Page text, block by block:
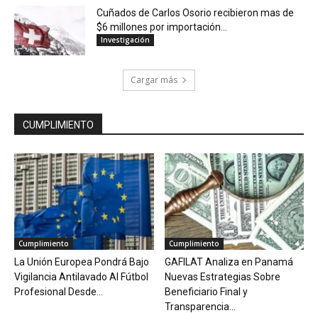
Cuñados de Carlos Osorio recibieron mas de
$6 millones por importación...
Investigación
Cargar más
CUMPLIMIENTO
Cumplimiento
La Unión Europea Pondrá Bajo
Vigilancia Antilavado Al Fútbol
Profesional Desde...
Cumplimiento
GAFILAT Analiza en Panamá
Nuevas Estrategias Sobre
Beneficiario Final y
Transparencia...